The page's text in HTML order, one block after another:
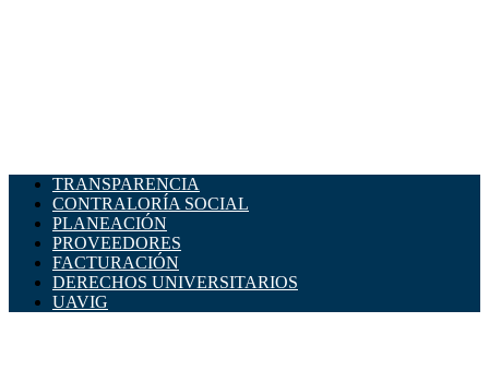
TRANSPARENCIA
CONTRALORÍA SOCIAL
PLANEACIÓN
PROVEEDORES
FACTURACIÓN
DERECHOS UNIVERSITARIOS
UAVIG